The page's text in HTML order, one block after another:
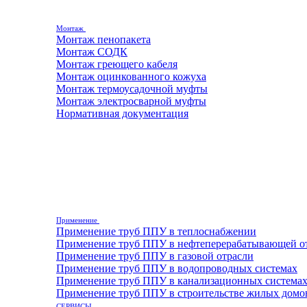
Монтаж
Монтаж пенопакета
Монтаж СОДК
Монтаж греющего кабеля
Монтаж оцинкованного кожуха
Монтаж термоусадочной муфты
Монтаж электросварной муфты
Нормативная документация
Применение
Применение труб ППУ в теплоснабжении
Применение труб ППУ в нефтеперерабатывающей
Применение труб ППУ в газовой отрасли
Применение труб ППУ в водопроводных системах
Применение труб ППУ в канализационных системах
Применение труб ППУ в строительстве жилых